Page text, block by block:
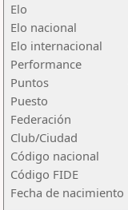
Elo
Elo nacional
Elo internacional
Performance
Puntos
Puesto
Federación
Club/Ciudad
Código nacional
Código FIDE
Fecha de nacimiento